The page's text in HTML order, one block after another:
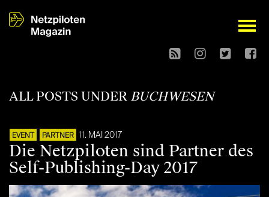
open
ALL POSTS UNDER BUCHWESEN
EVENT PARTNER 11. MAI 2017
Die Netzpiloten sind Partner des
Self-Publishing-Day 2017